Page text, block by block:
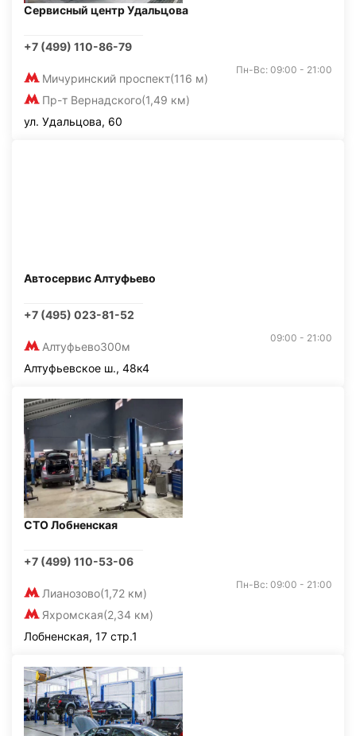
Сервисный центр Удальцова
+7 (499) 110-86-79
Мичуринский проспект(116 м)
Пр-т Вернадского(1,49 км)
Пн-Вс: 09:00 - 21:00
ул. Удальцова, 60
Автосервис Алтуфьево
+7 (495) 023-81-52
Алтуфьево300м
09:00 - 21:00
Алтуфьевское ш., 48к4
СТО Лобненская
+7 (499) 110-53-06
Лианозово(1,72 км)
Яхромская(2,34 км)
Пн-Вс: 09:00 - 21:00
Лобненская, 17 стр.1